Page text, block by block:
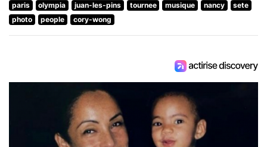
paris olympia juan-les-pins tournee musique nancy
sete
photo
people cory-wong